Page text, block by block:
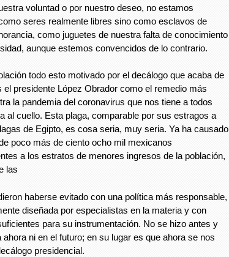
voluntad o por nuestro deseo, no estamos
seres realmente libres sino como esclavos de
como juguetes de nuestra falta de conocimiento
aunque estemos convencidos de lo contrario.
todo esto motivado por el decálogo que acaba de
el presidente López Obrador como el remedio más
la pandemia del coronavirus que nos tiene a todos
al cuello. Esta plaga, comparable por sus estragos a
de Egipto, es cosa seria, muy seria. Ya ha causado
poco más de ciento ocho mil mexicanos
a los estratos de menores ingresos de la población,
las
haberse evitado con una política más responsable,
diseñada por especialistas en la materia y con
para su instrumentación. No se hizo antes y
ahora ni en el futuro; en su lugar es que ahora se nos
presidencial.